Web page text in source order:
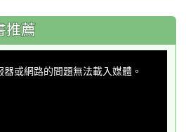
推薦
或網路的問題無法載入媒體。